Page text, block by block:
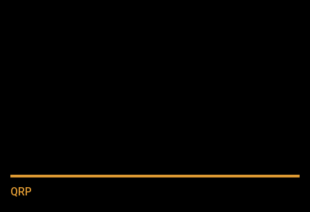
QRP